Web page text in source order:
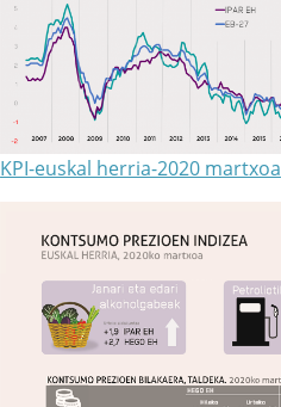
KPI-euskal herria-2020 martxoa